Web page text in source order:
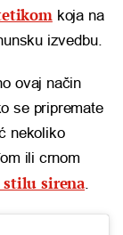
koja na
izvedbu.
ovaj način
se pripremate
nekoliko
ili crnom
sirena.